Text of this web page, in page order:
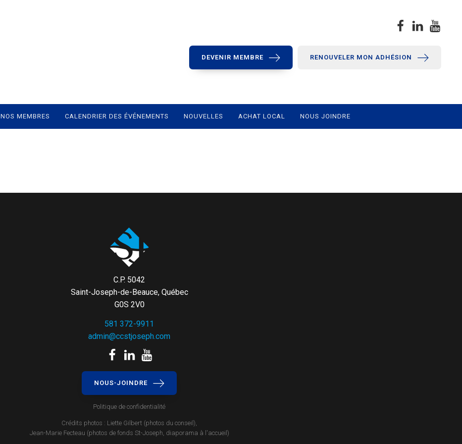
DEVENIR MEMBRE RENOUVELER MON ADHÉSION
NOS MEMBRES CALENDRIER DES ÉVÉNEMENTS NOUVELLES ACHAT LOCAL NOUS JOINDRE
C.P. 5042
Saint-Joseph-de-Beauce, Québec
G0S 2V0
581 372-9911
admin@ccstjoseph.com
NOUS-JOINDRE
Politique de confidentialité
Crédits photos : Liette Gilbert (photos du conseil),
Jean-Marie Fecteau (photos de fonds St-Joseph, diaporama à l'accueil)